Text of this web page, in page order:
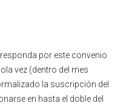
por este convenio
vez (dentro del mes
la suscripción del
en hasta el doble del